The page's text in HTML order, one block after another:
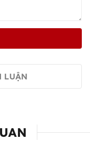
LUẬN